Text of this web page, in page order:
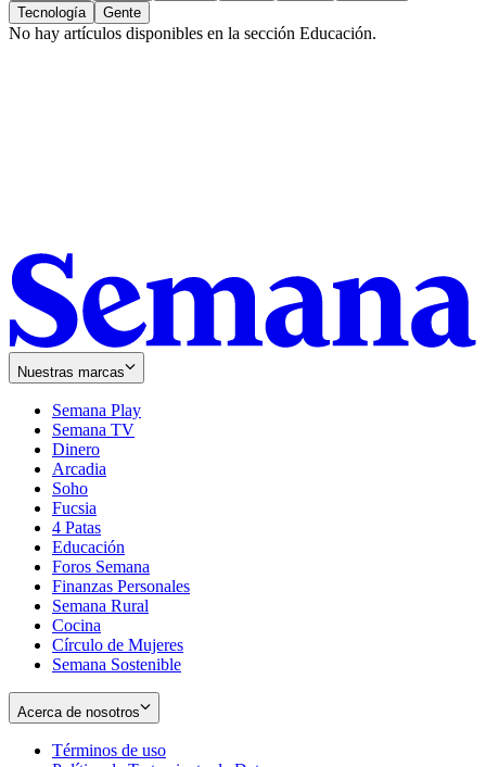
Tecnología
Gente
No hay artículos disponibles en la sección Educación.
Nuestras marcas
Semana Play
Semana TV
Dinero
Arcadia
Soho
in
new
window
Fucsia
in
new
window
4 Patas
Educación
Foros Semana
Finanzas Personales
Semana Rural
Cocina
Círculo de Mujeres
Semana Sostenible
Acerca de nosotros
Términos de uso